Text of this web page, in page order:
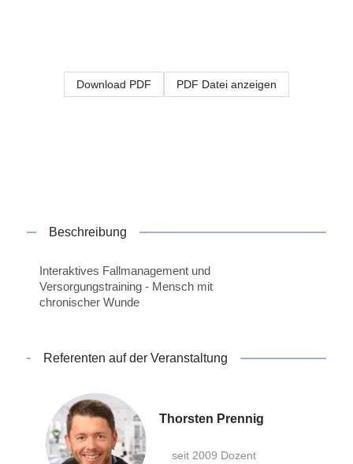
Download PDF PDF Datei anzeigen
Beschreibung
Interaktives Fallmanagement und
Versorgungstraining - Mensch mit
chronischer Wunde
Referenten auf der Veranstaltung
Thorsten Prennig
seit 2009 Dozent